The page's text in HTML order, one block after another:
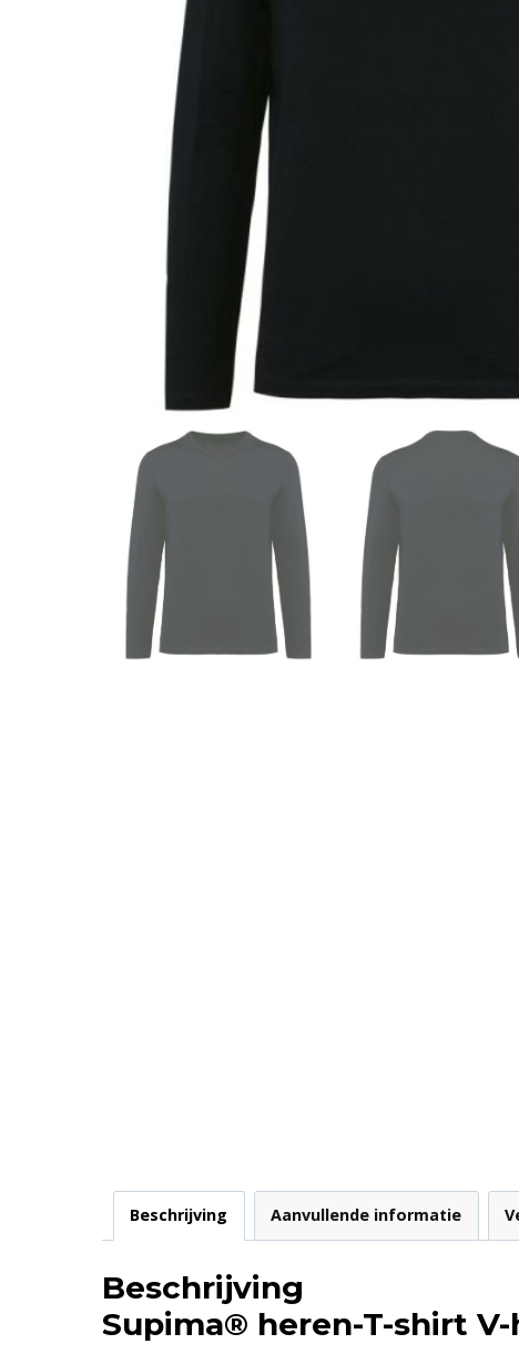
Beschrijving Aanvullende informatie
Beschrijving
Supima® heren-T-shirt